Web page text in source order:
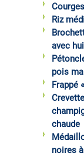
Riz
avec
pois
Frappé
chaude
noires